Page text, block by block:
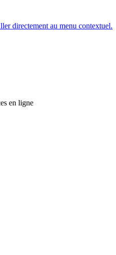
directement au menu contextuel.
en ligne